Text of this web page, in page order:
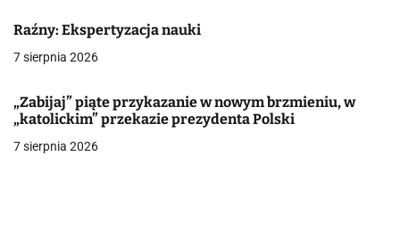
j
a
p
i
Raźny: Ekspertyzacja nauki
7 sierpnia 2026
„Zabijaj” piąte przykazanie w nowym brzmieniu, w
„katolickim” przekazie prezydenta Polski
7 sierpnia 2026